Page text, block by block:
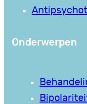
Onderwerpen